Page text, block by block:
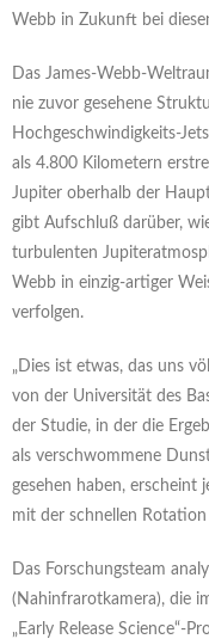
Webb in Zukunft bei
Das James-Webb-
nie zuvor gesehene
Hochgeschwindigkeits-
als 4.800 Kilometern
Jupiter oberhalb der
gibt Aufschluß darüber,
turbulenten
Webb in einzig-artiger
verfolgen.
„Dies ist etwas, das uns
von der Universität des
der Studie, in der die
als verschwommene
gesehen haben, erscheint
mit der schnellen Rotation
Das Forschungsteam
(Nahinfrarotkamera), die
„Early Release Science“-